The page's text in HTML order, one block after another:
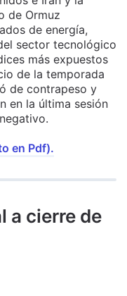
de Ormuz
de energía,
sector tecnológico
más expuestos
de la temporada
de contrapeso y
en la última sesión
en Pdf).
a cierre de